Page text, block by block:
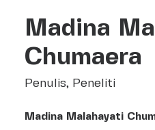
Madina
Chumaera
Penulis, Peneliti
Madina Malahayati